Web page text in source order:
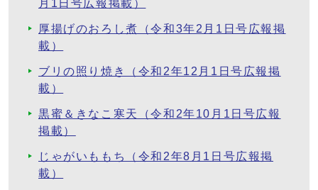
月1日号広報掲載）
厚揚げのおろし煮（令和3年2月1日号広報掲
載）
ブリの照り焼き（令和2年12月1日号広報掲
載）
黒蜜＆きなこ寒天（令和2年10月1日号広報
掲載）
じゃがいももち（令和2年8月1日号広報掲
載）